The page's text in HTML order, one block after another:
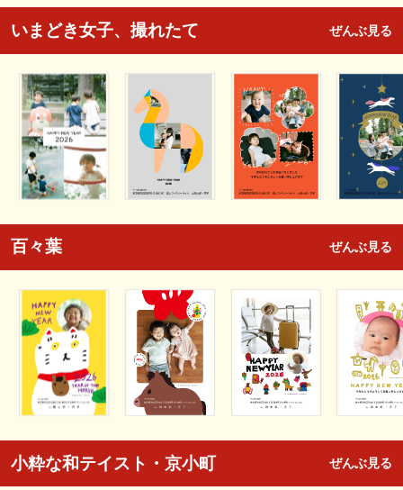
いまどき女子、撮れたて ぜんぶ見る
百々葉 ぜんぶ見る
小粋な和テイスト・京小町 ぜんぶ見る